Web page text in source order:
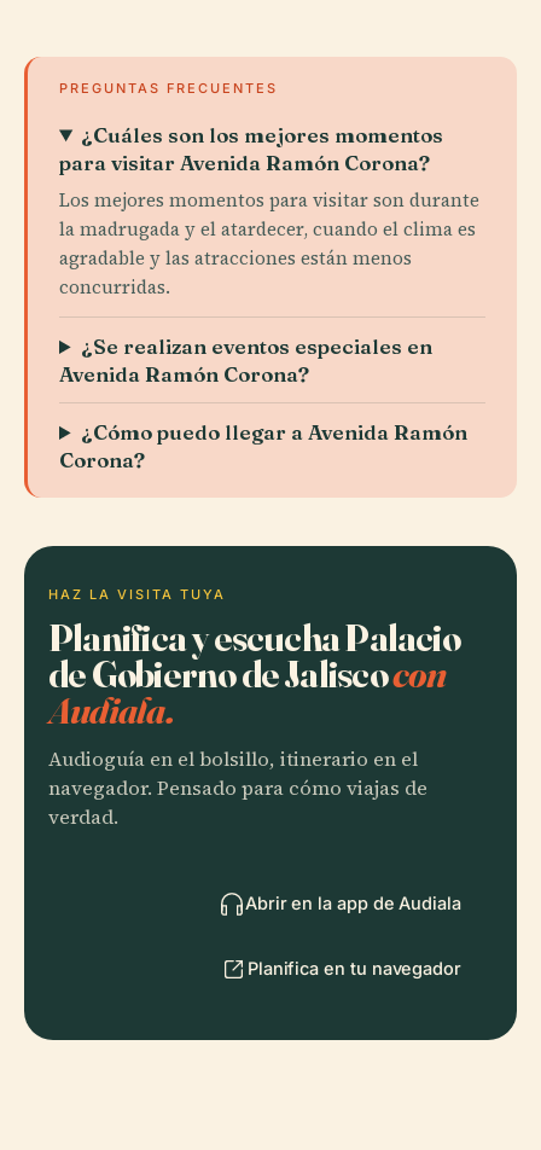
PREGUNTAS FRECUENTES
¿Cuáles son los mejores momentos
para visitar Avenida Ramón Corona?
Los mejores momentos para visitar son durante
la madrugada y el atardecer, cuando el clima es
agradable y las atracciones están menos
concurridas.
¿Se realizan eventos especiales en
Avenida Ramón Corona?
¿Cómo puedo llegar a Avenida Ramón
Corona?
HAZ LA VISITA TUYA
Planifica y escucha Palacio
de Gobierno de Jaliscocon
Audiala.
Audioguía en el bolsillo, itinerario en el
navegador. Pensado para cómo viajas de
verdad.
Abrir en la app de Audiala
Planifica en tu navegador